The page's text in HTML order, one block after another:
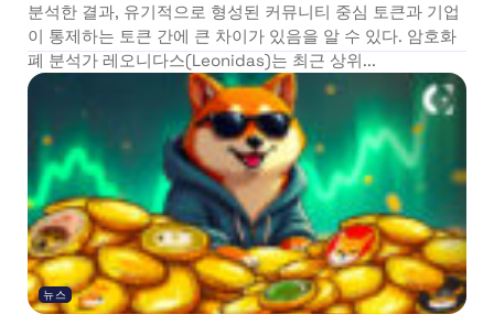
분석한 결과, 유기적으로 형성된 커뮤니티 중심 토큰과 기업
이 통제하는 토큰 간에 큰 차이가 있음을 알 수 있다. 암호화
폐 분석가 레오니다스(Leonidas)는 최근 상위...
뉴스